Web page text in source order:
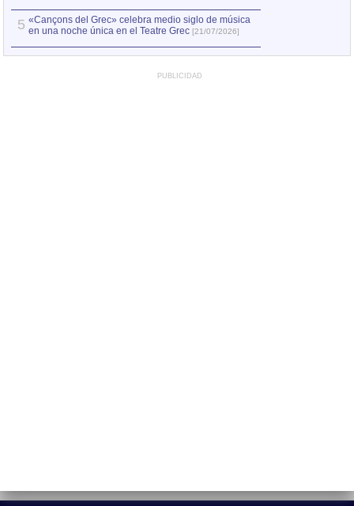
5 «Cançons del Grec» celebra medio siglo de música
en una noche única en el Teatre Grec [21/07/2026]
PUBLICIDAD